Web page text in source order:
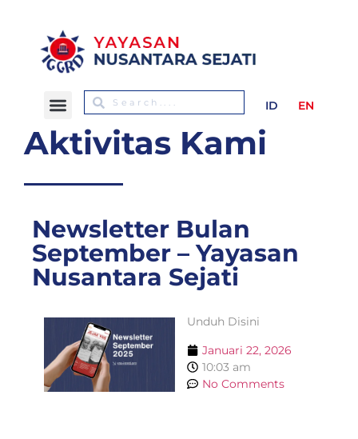
ID EN
Aktivitas Kami
Newsletter Bulan
September – Yayasan
Nusantara Sejati
Unduh Disini
Januari 22, 2026
10:03 am
No Comments